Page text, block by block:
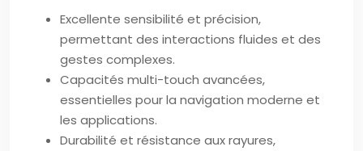
Excellente sensibilité et précision,
permettant des interactions fluides et des
gestes complexes.
Capacités multi-touch avancées,
essentielles pour la navigation moderne et
les applications.
Durabilité et résistance aux rayures,